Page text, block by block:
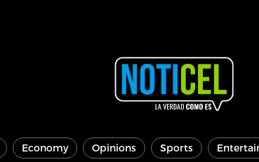
Economy Opinions Sports